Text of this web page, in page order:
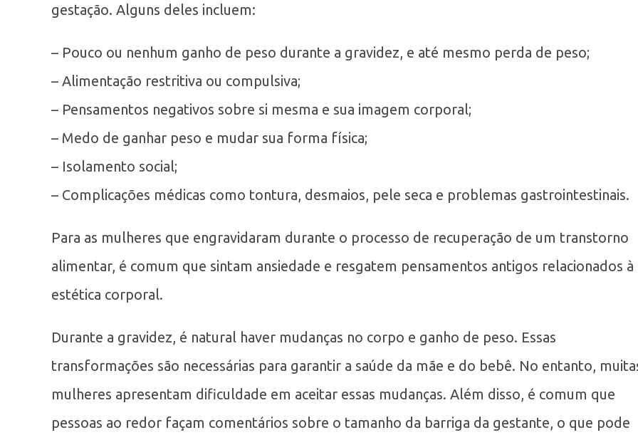
gestação. Alguns deles incluem:
– Pouco ou nenhum ganho de peso durante a gravidez, e até mesmo perda de peso;
– Alimentação restritiva ou compulsiva;
– Pensamentos negativos sobre si mesma e sua imagem corporal;
– Medo de ganhar peso e mudar sua forma física;
– Isolamento social;
– Complicações médicas como tontura, desmaios, pele seca e problemas gastrointestinais.
Para as mulheres que engravidaram durante o processo de recuperação de um transtorno
alimentar, é comum que sintam ansiedade e resgatem pensamentos antigos relacionados à
estética corporal.
Durante a gravidez, é natural haver mudanças no corpo e ganho de peso. Essas
transformações são necessárias para garantir a saúde da mãe e do bebê. No entanto,
mulheres apresentam dificuldade em aceitar essas mudanças. Além disso, é comum que
pessoas ao redor façam comentários sobre o tamanho da barriga da gestante, o que pode